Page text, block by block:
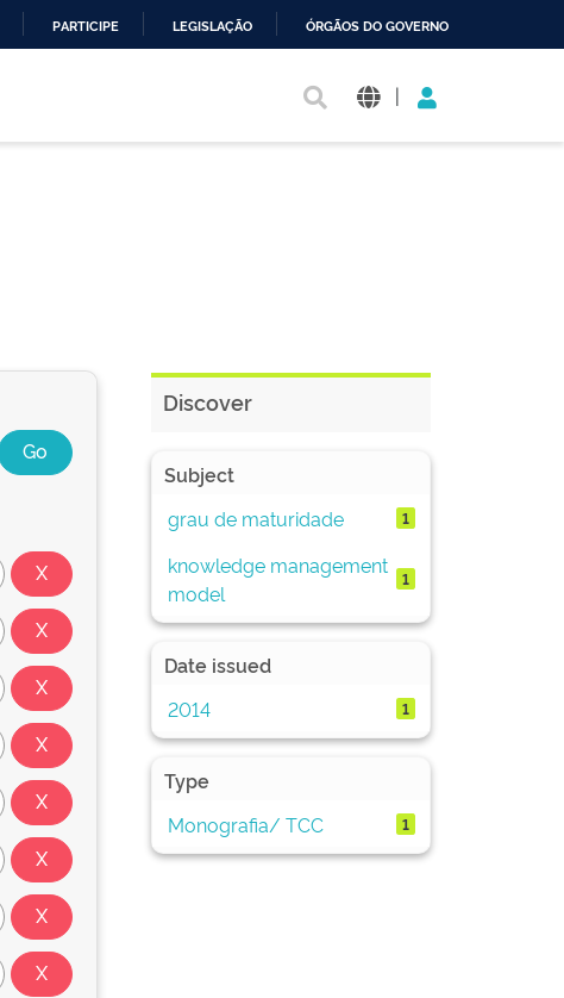
PARTICIPE LEGISLAÇÃO ÓRGÃOS DO GOVERNO
|
Discover
Subject
grau de maturidade
1
knowledge management
model
1
Date issued
2014
1
Type
Monografia/ TCC
1